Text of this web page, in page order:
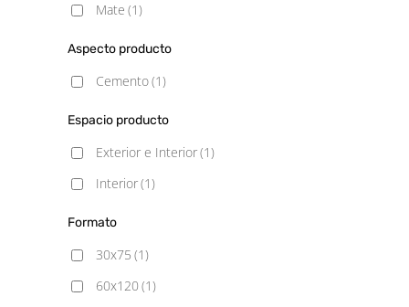
Mate (1)
Aspecto producto
Cemento(1)
Espacio producto
Exterior e Interior(1)
Interior(1)
Formato
30x75 (1)
60x120 (1)